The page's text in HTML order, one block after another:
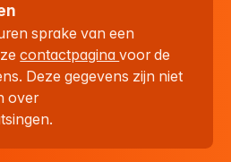
sprake van een
contactpaginavoor de
Deze gegevens zijn niet
over